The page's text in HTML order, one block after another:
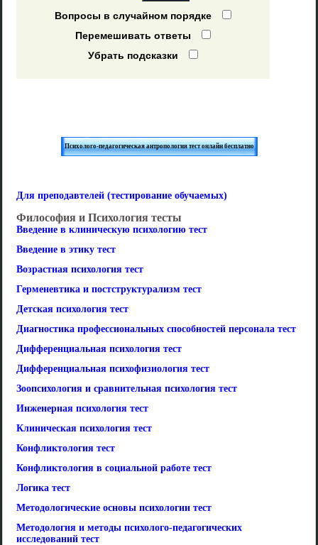
Вопросы в случайном порядке
Перемешивать ответы
Убрать подсказки
Психолого-педагогическая антропология тест онлайн бесплатно
Для преподавтелей (тестирование обучаемых)
Философия и Психология тесты
Введение в клиническую психологию тест
Введение в этику тест
Возрастная психология тест
Герменевтика и постструктурализм тест
Детская психология тест
Диагностика профессиональных способностей персонала тест
Дифференциальная психология тест
Дифференциальная психофизиология тест
Зоопсихология и сравнительная психология тест
Инженерная психология тест
Клиническая психология тест
Конфликтология тест
Конфликтология в социальной работе тест
Логика тест
Методологические основы психологии тест
Методология и методы психолого-педагогических
исследований тест